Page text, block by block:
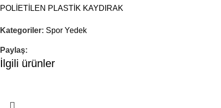
POLİETİLEN PLASTİK KAYDIRAK
Kategoriler: Spor Yedek
Paylaş:
İlgili ürünler